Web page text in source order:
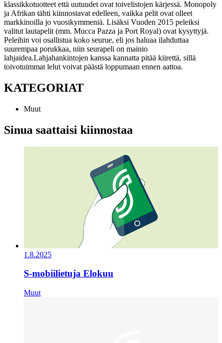
klassikkotuotteet että uutuudet ovat toivelistojen kärjessä. Monopoly
ja Afrikan tähti kiinnostavat edelleen, vaikka pelit ovat olleet
markkinoilla jo vuosikymmeniä. Lisäksi Vuoden 2015 peleiksi
valitut lautapelit (mm. Mucca Pazza ja Port Royal) ovat kysyttyjä.
Peleihin voi osallistua koko seurue, eli jos haluaa ilahduttaa
suurempaa porukkaa, niin seurapeli on mainio
lahjaidea.Lahjahankintojen kanssa kannatta pitää kiirettä, sillä
toivotuimmat lelut voivat päästä loppumaan ennen aattoa.
KATEGORIAT
Muut
Sinua saattaisi kiinnostaa
1.8.2025
S-mobiilietuja Elokuu
Muut